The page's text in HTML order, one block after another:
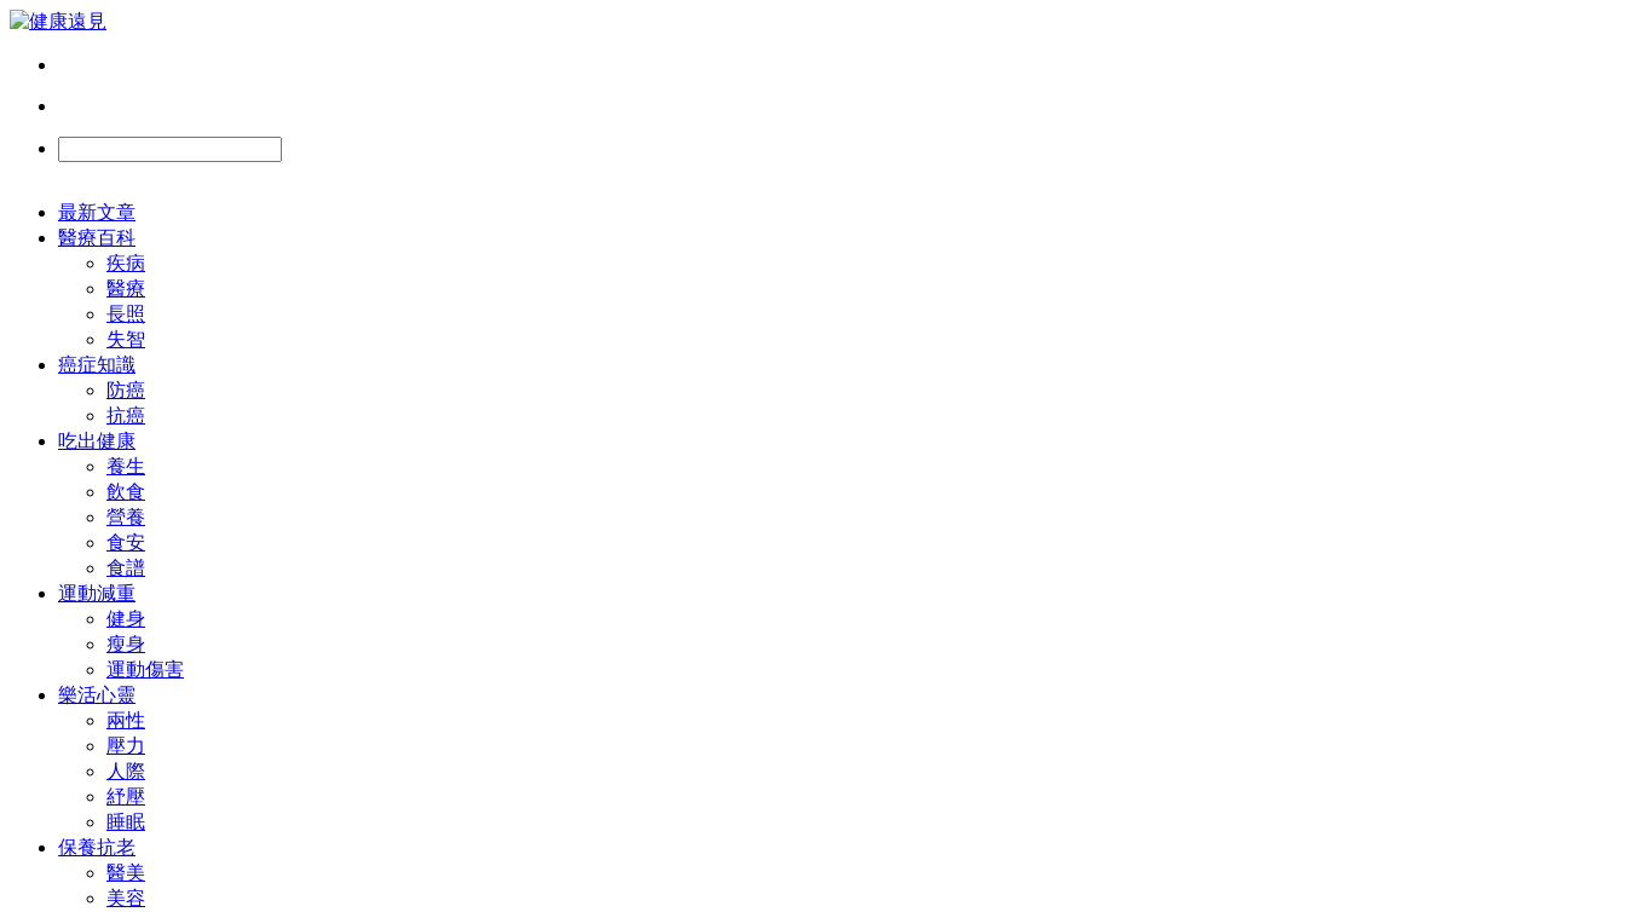
最新文章
醫療百科
疾病
醫療
長照
失智
癌症知識
防癌
抗癌
吃出健康
養生
飲食
營養
食安
食譜
運動減重
健身
瘦身
運動傷害
樂活心靈
兩性
壓力
人際
紓壓
睡眠
保養抗老
醫美
美容